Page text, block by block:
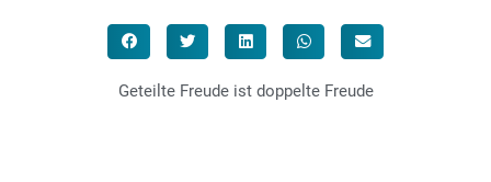
Geteilte Freude ist doppelte Freude